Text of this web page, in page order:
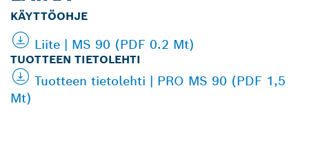
KÄYTTÖOHJE
Liite | MS 90 (PDF 0.2 Mt)
TUOTTEEN TIETOLEHTI
Tuotteen tietolehti | PRO MS 90 (PDF 1,5
Mt)